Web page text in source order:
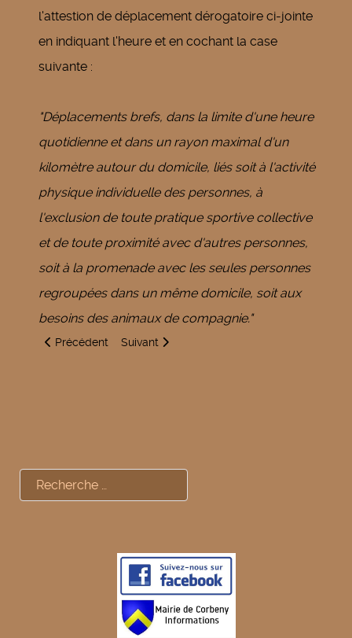
l'attestion de déplacement dérogatoire ci-jointe
en indiquant l'heure et en cochant la case
suivante :
"Déplacements brefs, dans la limite d'une heure
quotidienne et dans un rayon maximal d'un
kilomètre autour du domicile, liés soit à l'activité
physique individuelle des personnes, à
l'exclusion de toute pratique sportive collective
et de toute proximité avec d'autres personnes,
soit à la promenade avec les seules personnes
regroupées dans un même domicile, soit aux
besoins des animaux de compagnie."
Article précédent : Covid-19 - Message de STIRTOM
Précédent Article suivant : Un peu de culture !
Suivant
Rechercher